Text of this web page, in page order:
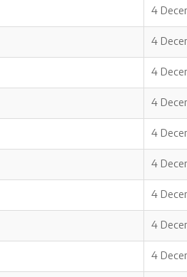
4
4
4
4
4
4
4
4
4